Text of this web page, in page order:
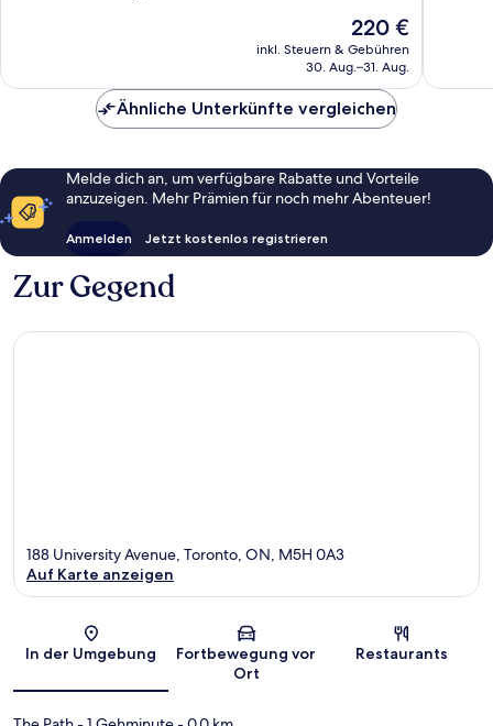
Der
Preis
beträgt
220 €
inkl. Steuern & Gebühren
30. Aug.–31. Aug.
Ähnliche Unterkünfte vergleichen
Melde dich an, um verfügbare Rabatte und Vorteile
anzuzeigen. Mehr Prämien für noch mehr Abenteuer!
Anmelden Jetzt kostenlos registrieren
Zur Gegend
Karte
188 University Avenue, Toronto, ON, M5H 0A3
Auf Karte anzeigen
In der Umgebung
Fortbewegung vor
Ort
Restaurants